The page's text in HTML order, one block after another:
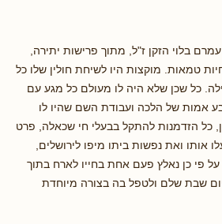
בלוי הזקן ז"ל, מתוך פרישות יתירה,
טמאות. מוקצות היו לשיחת חולין שלו כל
כל שכן שלא היה לו מעולם כל מגע עם
אמות של הלכה ועבודת השם שהיו לו
כל הזדמנות להתקל בבעלי חי שכאלה, פרט
אותו ואת נפשות ביתו מיפו לירושלים,
פי כן נאלץ פעם אחת בחייו לארח בתוך
שבת שלם ולטפל בה בצורה מיוחדת